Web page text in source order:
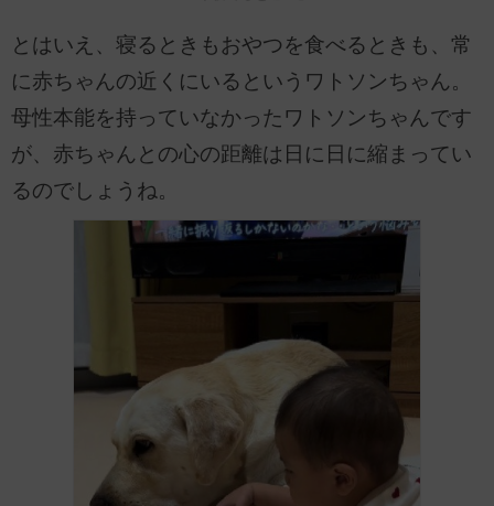
とはいえ、寝るときもおやつを食べるときも、常
に赤ちゃんの近くにいるというワトソンちゃん。
母性本能を持っていなかったワトソンちゃんです
が、赤ちゃんとの心の距離は日に日に縮まってい
るのでしょうね。